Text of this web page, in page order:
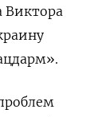
Виктора